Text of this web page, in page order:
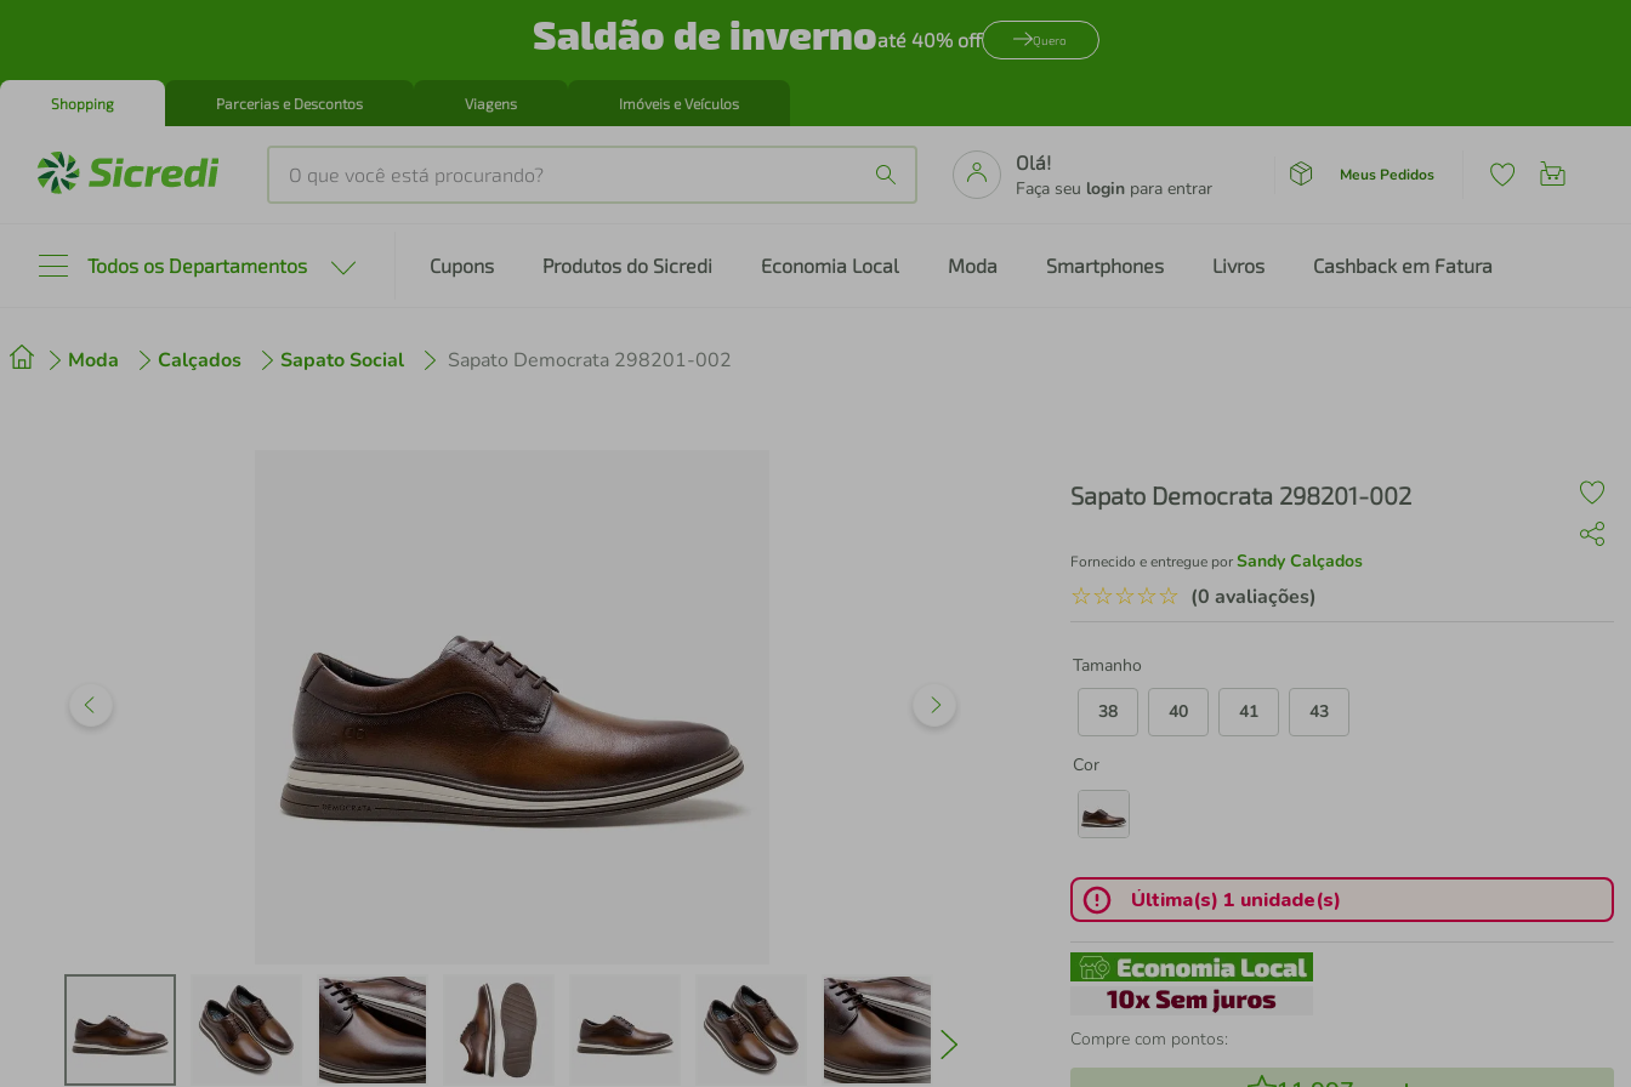
Saldão de invernoaté 40% off Quero
Shopping Parcerias e Descontos Viagens Imóveis e Veículos
O que você está procurando?
Olá!
Faça seu login para entrar
Meus Pedidos
Todos os Departamentos Cupons Produtos do Sicredi Economia Local Moda Smartphones Livros Cashback em Fatura
Moda Calçados Sapato Social Sapato Democrata 298201-002
Sapato Democrata 298201-002
Fornecido e entregue porSandy Calçados
☆☆☆☆☆ (0 avaliações)
Tamanho
38
40 41 43
Cor
Última(s) 1 unidade(s)
Compre com pontos:
2 cafeteira